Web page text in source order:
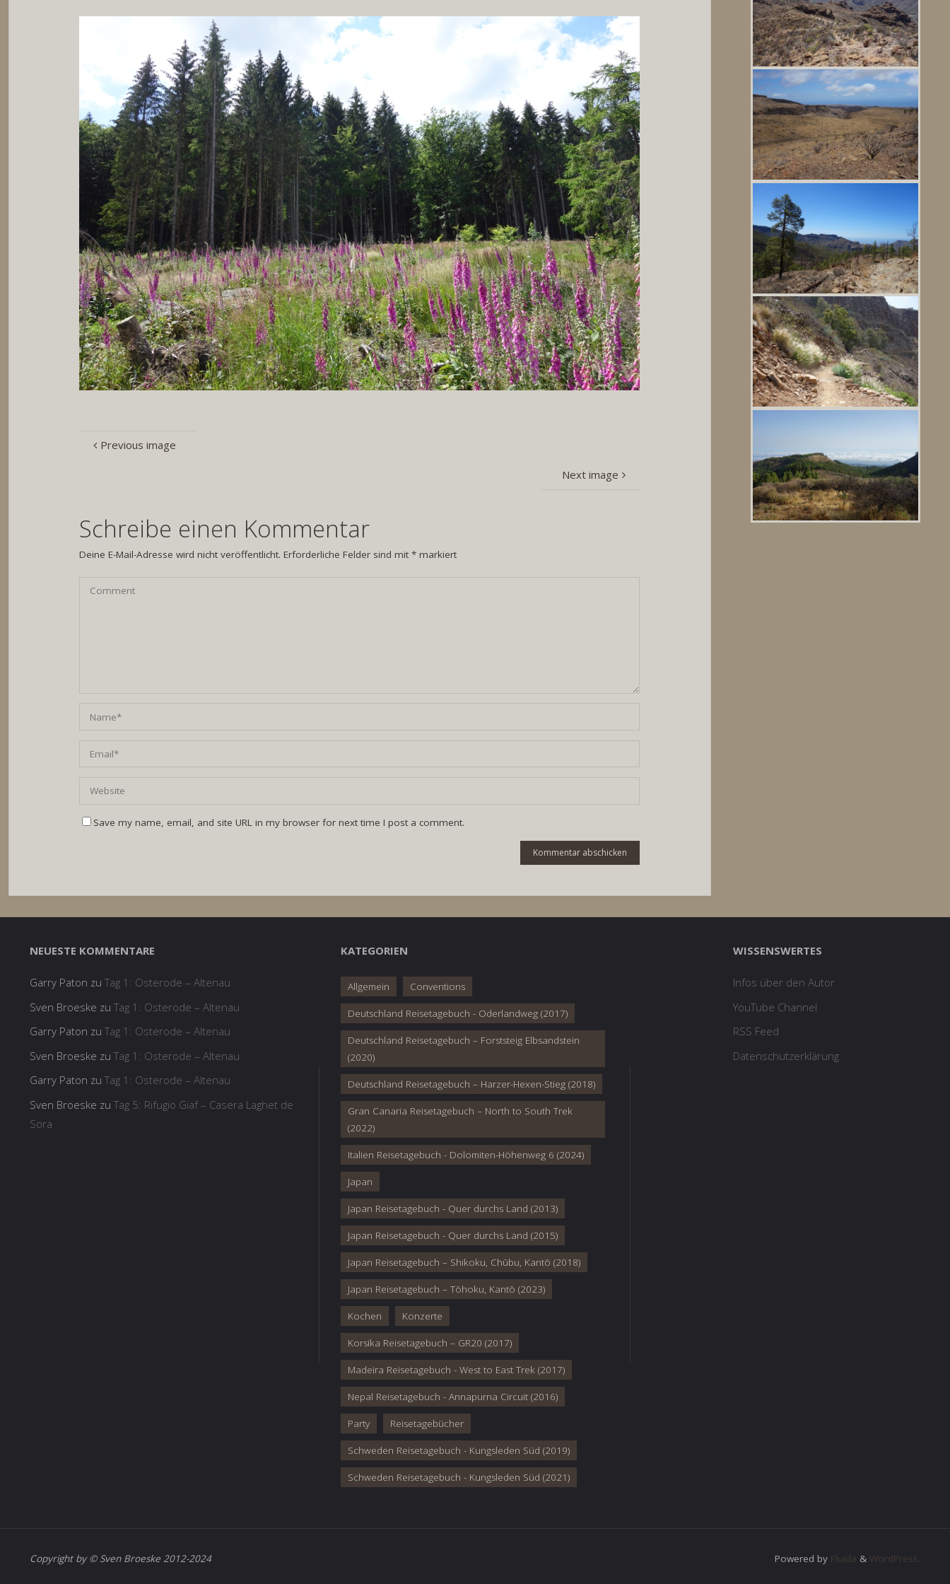
Previous image
Next image
Schreibe einen Kommentar
Deine E-Mail-Adresse wird nicht veröffentlicht. Erforderliche Felder sind mit* markiert
Save my name, email, and site URL in my browser for next time I post a comment.
NEUESTE KOMMENTARE
Garry Paton zu Tag 1: Osterode – Altenau
Sven Broeske zu Tag 1: Osterode – Altenau
Garry Paton zu Tag 1: Osterode – Altenau
Sven Broeske zu Tag 1: Osterode – Altenau
Garry Paton zu Tag 1: Osterode – Altenau
Sven Broeske zu Tag 5: Rifugio Giaf – Casera Laghet de
Sora
KATEGORIEN
Allgemein Conventions
Deutschland Reisetagebuch - Oderlandweg (2017)
Deutschland Reisetagebuch – Forststeig Elbsandstein
(2020)
Deutschland Reisetagebuch – Harzer-Hexen-Stieg (2018)
Gran Canaria Reisetagebuch – North to South Trek
(2022)
Italien Reisetagebuch - Dolomiten-Höhenweg 6 (2024)
Japan
Japan Reisetagebuch - Quer durchs Land (2013)
Japan Reisetagebuch - Quer durchs Land (2015)
Japan Reisetagebuch – Shikoku, Chūbu, Kantō (2018)
Japan Reisetagebuch – Tōhoku, Kantō (2023)
Kochen Konzerte
Korsika Reisetagebuch – GR20 (2017)
Madeira Reisetagebuch - West to East Trek (2017)
Nepal Reisetagebuch - Annapurna Circuit (2016)
Party Reisetagebücher
Schweden Reisetagebuch - Kungsleden Süd (2019)
Schweden Reisetagebuch - Kungsleden Süd (2021)
WISSENSWERTES
Infos über den Autor
YouTube Channel
RSS Feed
Datenschutzerklärung
Copyright by © Sven Broeske 2012-2024 Powered by Fluida & WordPress.